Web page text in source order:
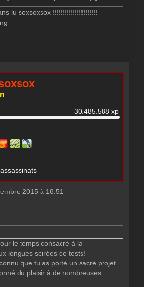
lu soxsoxsox !!!!!!!!!!!!!!!!!!!!!!!
30.485.588 xp
2015 à 18:51
le temps consacré à la
longues soirées de tests!
que tu as porté un sacré projet
du plaisir à de nombreuses